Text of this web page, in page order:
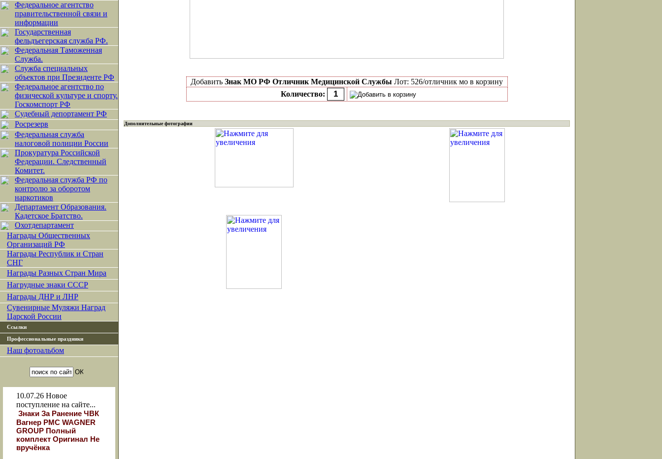
Федеральное агентство
правительственной связи и
информации
Государственная
фельдъегерская служба РФ.
Федеральная Таможенная
Служба.
Служба специальных
объектов при Президенте РФ
Федеральное агентство по
физической культуре и спорту.
Госкомспорт РФ
Судебный депортамент РФ
Росрезерв
Федеральная служба
налоговой полиции России
Прокуратура Российской
Федерации. Следственный
Комитет.
Федеральная служба РФ по
контролю за оборотом
наркотиков
Департамент Образования.
Кадетское Братство.
Охотдепартамент
Награды Общественных
Организаций РФ
Награды Республик и Стран
СНГ
Награды Разных Стран Мира
Нагрудные знаки СССР
Награды ДНР и ЛНР
Сувенирные Муляжи Наград
Царской России
Ссылки
Профессиональные праздники
Наш фотоальбом
10.07.26 Новое
поступление на сайте...
Знаки За Ранение ЧВК
Вагнер РМС WAGNER
GROUP Полный
комплект Оригинал Не
вручёнка
Добавить Знак МО РФ Отличник Медицинской Службы Лот: 526/отличник мо в корзину
Количество:
Дополнительные фотографии